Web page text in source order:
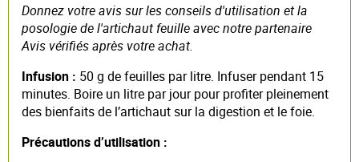
Donnez votre avis sur les conseils d'utilisation et la
posologie de l'artichaut feuille avec notre partenaire
Avis vérifiés après votre achat.
Infusion : 50 g de feuilles par litre. Infuser pendant 15
minutes. Boire un litre par jour pour profiter pleinement
des bienfaits de l’artichaut sur la digestion et le foie.
Précautions d’utilisation :